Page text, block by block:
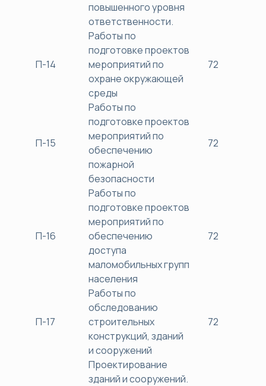
повышенного уровня
ответственности.
П-14
Работы по
подготовке проектов
мероприятий по
охране окружающей
среды
72
П-15
Работы по
подготовке проектов
мероприятий по
обеспечению
пожарной
безопасности
72
П-16
Работы по
подготовке проектов
мероприятий по
обеспечению
доступа
маломобильных групп
населения
72
П-17
Работы по
обследованию
строительных
конструкций, зданий
и сооружений
72
Проектирование
зданий и сооружений.